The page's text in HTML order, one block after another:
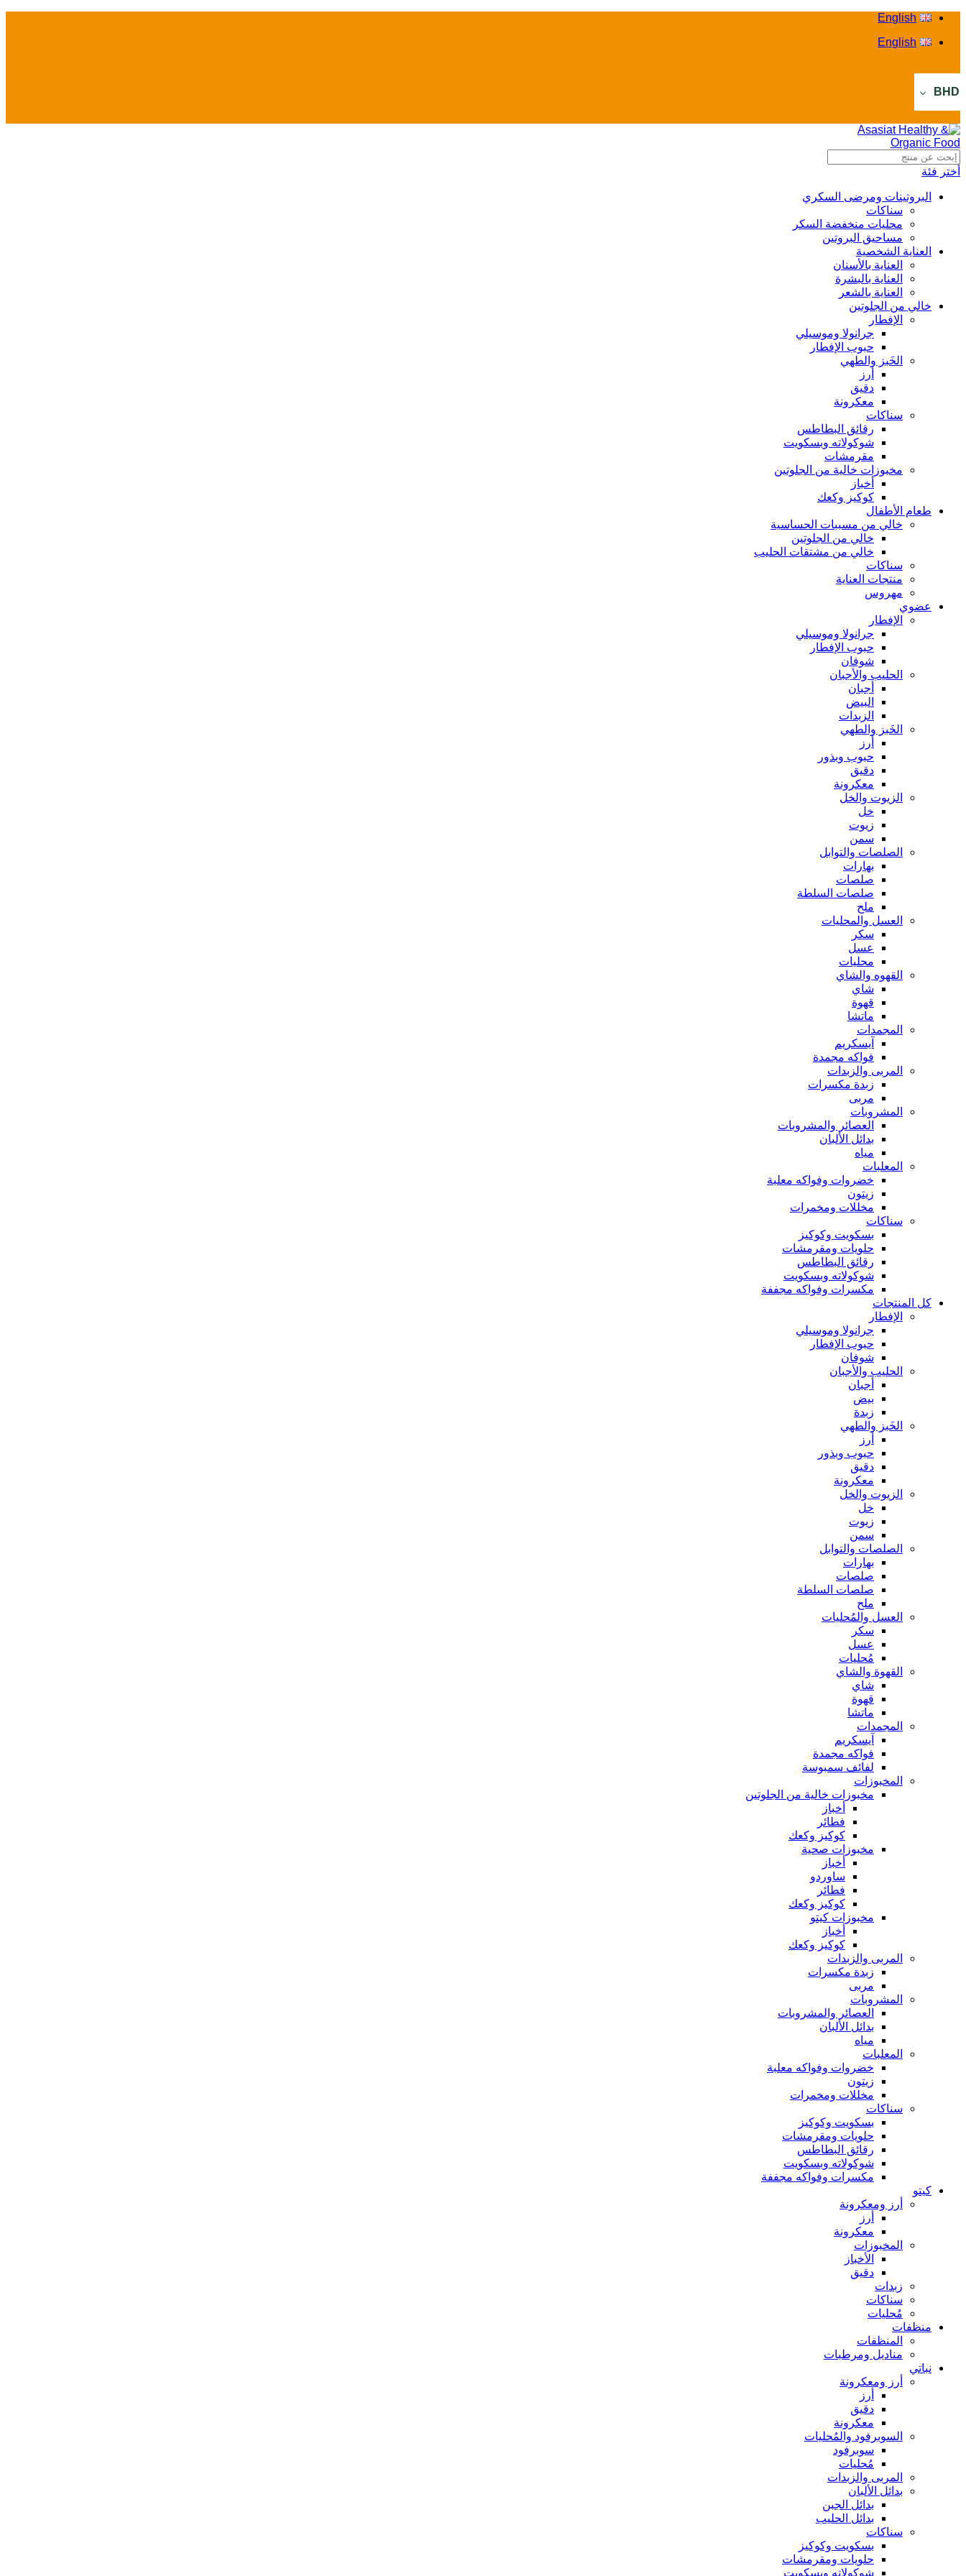
English
English
BHD
أختر فئة
البروتينات ومرضى السكري
سناكات
محليات منخفضة السكر
مساحيق البروتين
العناية الشخصية
العناية بالأسنان
العناية بالبشرة
العناية بالشعر
خالي من الجلوتين
الإفطار
جرانولا وموسيلي
حبوب الإفطار
الخَبز والطهي
أرز
دقيق
معكرونة
سناكات
رقائق البطاطس
شوكولاته وبسكويت
مقرمشات
مخبوزات خالية من الجلوتين
أخباز
كوكيز وكعك
طعام الأطفال
خالي من مسببات الحساسية
خالي من الجلوتين
خالي من مشتقات الحليب
سناكات
منتجات العناية
مهروس
عضوي
الإفطار
جرانولا وموسيلي
حبوب الإفطار
شوفان
الحليب والأجبان
أجبان
البيض
الزبدات
الخَبز والطهي
أرز
حبوب وبذور
دقيق
معكرونة
الزيوت والخل
خل
زيوت
سمن
الصلصات والتوابل
بهارات
صلصات
صلصات السلطة
ملح
العسل والمحليات
سكر
عسل
محليات
القهوه والشاي
شاي
قهوة
ماتشا
المجمدات
آيسكريم
فواكه مجمدة
المربى والزبدات
زبدة مكسرات
مربى
المشروبات
العصائر والمشروبات
بدائل الألبان
مياه
المعلبات
خضروات وفواكه معلبة
زيتون
مخللات ومخمرات
سناكات
بسكويت وكوكيز
حلويات ومقرمشات
رقائق البطاطس
شوكولاته وبسكويت
مكسرات وفواكه مجففة
كل المنتجات
الإفطار
جرانولا وموسيلي
حبوب الإفطار
شوفان
الحليب والأجبان
أجبان
بيض
زبدة
الخَبز والطهي
أرز
حبوب وبذور
دقيق
معكرونة
الزيوت والخل
خل
زيوت
سمن
الصلصات والتوابل
بهارات
صلصات
صلصات السلطة
ملح
العسل والمُحليات
سكر
عسل
مُحليات
القهوة والشاي
شاي
قهوة
ماتشا
المجمدات
آيسكريم
فواكه مجمدة
لفائف سمبوسة
المخبوزات
مخبوزات خالية من الجلوتين
أخباز
فطائر
كوكيز وكعك
مخبوزات صحية
أخباز
ساوردو
فطائر
كوكيز وكعك
مخبوزات كيتو
أخباز
كوكيز وكعك
المربى والزبدات
زبدة مكسرات
مربى
المشروبات
العصائر والمشروبات
بدائل الألبان
مياه
المعلبات
خضروات وفواكه معلبة
زيتون
مخللات ومخمرات
سناكات
بسكويت وكوكيز
حلويات ومقرمشات
رقائق البطاطس
شوكولاته وبسكويت
مكسرات وفواكه مجففة
كيتو
أرز ومعكرونة
أرز
معكرونة
المخبوزات
الأخباز
دقيق
زبدات
سناكات
مُحليات
منظفات
المنظفات
مناديل ومرطبات
نباتي
أرز ومعكرونة
أرز
دقيق
معكرونة
السوبرفود والمُحليات
سوبرفود
مُحليات
المربى والزبدات
بدائل الألبان
بدائل الجبن
بدائل الحليب
سناكات
بسكويت وكوكيز
حلويات ومقرمشات
شوكولاته وبسكويت